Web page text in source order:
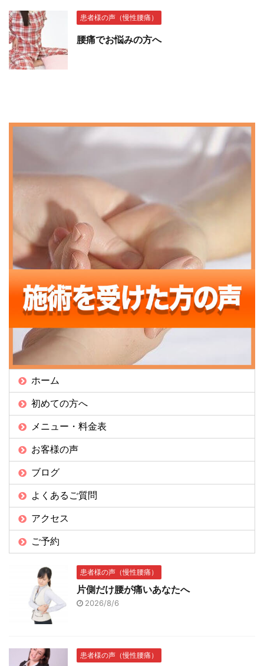
患者様の声（慢性腰痛）
腰痛でお悩みの方へ
ホーム
初めての方へ
メニュー・料金表
お客様の声
ブログ
よくあるご質問
アクセス
ご予約
患者様の声（慢性腰痛）
片側だけ腰が痛いあなたへ
2026/8/6
患者様の声（慢性腰痛）